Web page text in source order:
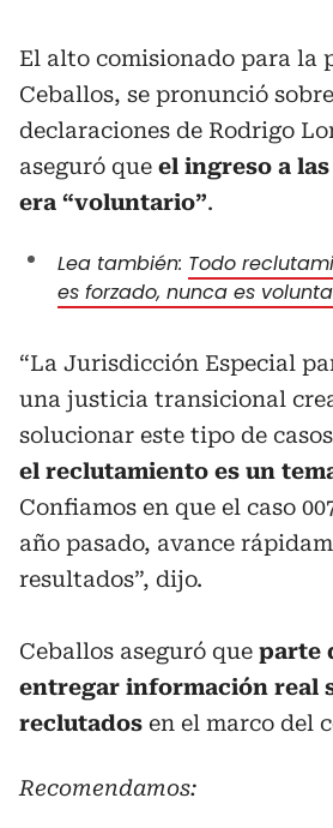
El alto comisionado para la
Ceballos, se pronunció
declaraciones de Rodrigo
aseguró que el ingreso a
era “voluntario”.
Lea también: Todo
es forzado, nunca es
“La Jurisdicción Especial
una justicia transicional
solucionar este tipo de
el reclutamiento es un
Confiamos en que el caso
año pasado, avance
resultados”, dijo.
Ceballos aseguró que parte
entregar información real
reclutados en el marco del
Recomendamos: